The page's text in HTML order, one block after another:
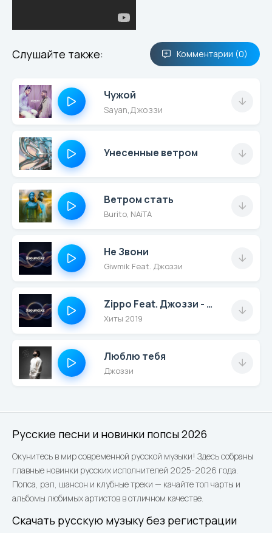
Русские песни и новинки попсы 2026
Окунитесь в мир современной русской музыки! Здесь собраны
главные новинки русских исполнителей 2025-2026 года.
Попса, рэп, шансон и клубные треки — качайте топ чарты и
альбомы любимых артистов в отличном качестве.
Скачать русскую музыку без регистрации
Слушайте также: Комментарии (0)
Чужой
Sayan Джоззи
Унесенные ветром
Ветром стать
Burito, NAiTA
Не Звони
Giwmik Feat. Джоззи
Zippo Feat. Джоззи - Зачем Тебе Я_
Хиты 2019
Люблю тебя
Джоззи